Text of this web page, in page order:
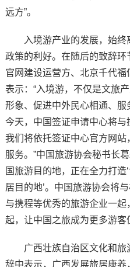
远方”。
入境游产业的发展，始终
政策的利好。在随后的致辞
官网建设运营方、北京千代
表示：“入境游，不仅是文旅
形象、促进中外民心相通、服
今天，中国签证申请中心将与
我们将依托签证中心官方网
服务。”中国旅游协会秘书长
国旅游目的地，正在全力打造
居目的地’。中国旅游协会将
与携程等优秀的旅游企业一
起，让中国之旅成为更多游客
广西壮族自治区文化和旅
辞中表示，广西发展旅居康养